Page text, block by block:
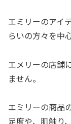
エミリーのアイ
らいの方々を中
エメリーの店舗
ません。
エミリーの商品
足度や、肌触り